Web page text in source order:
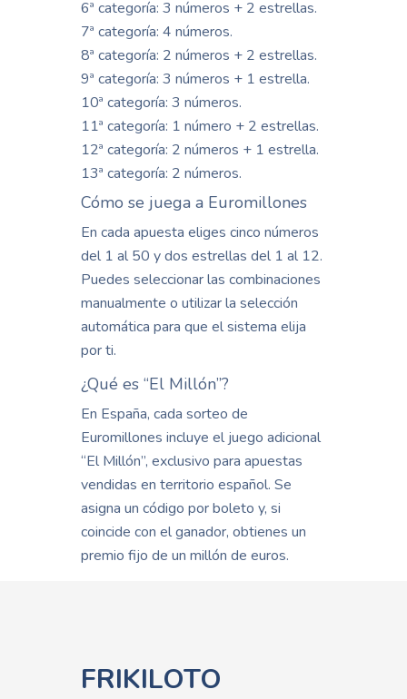
6ª categoría: 3 números + 2 estrellas.
7ª categoría: 4 números.
8ª categoría: 2 números + 2 estrellas.
9ª categoría: 3 números + 1 estrella.
10ª categoría: 3 números.
11ª categoría: 1 número + 2 estrellas.
12ª categoría: 2 números + 1 estrella.
13ª categoría: 2 números.
Cómo se juega a Euromillones
En cada apuesta eliges cinco números
del 1 al 50 y dos estrellas del 1 al 12.
Puedes seleccionar las combinaciones
manualmente o utilizar la selección
automática para que el sistema elija
por ti.
¿Qué es “El Millón”?
En España, cada sorteo de
Euromillones incluye el juego adicional
“El Millón”, exclusivo para apuestas
vendidas en territorio español. Se
asigna un código por boleto y, si
coincide con el ganador, obtienes un
premio fijo de un millón de euros.
FRIKILOTO